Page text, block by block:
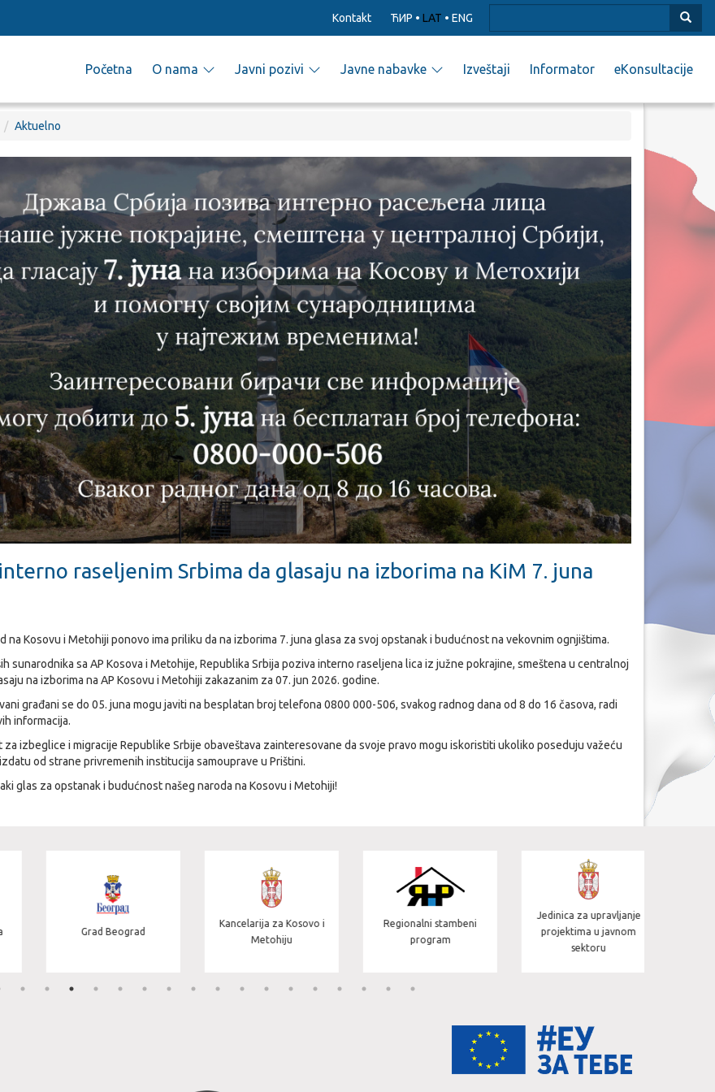
Kontakt ЋИР •LAT •ENG
Početna O nama Javni pozivi Javne nabavke Izveštaji Informator eKonsultacije
Aktuelno
raseljenim Srbima da glasaju na izborima na KiM 7. juna
na Kosovu i Metohiji ponovo ima priliku da na izborima 7. juna glasa za svoj opstanak i budućnost na vekovnim ognjištima.
sunarodnika sa AP Kosova i Metohije, Republika Srbija poziva interno raseljena lica iz južne pokrajine, smeštena u centralnoj
na izborima na AP Kosovu i Metohiji zakazanim za 07. jun 2026. godine.
građani se do 05. juna mogu javiti na besplatan broj telefona 0800 000-506, svakog radnog dana od 8 do 16 časova, radi
informacija.
za izbeglice i migracije Republike Srbije obaveštava zainteresovane da svoje pravo mogu iskoristiti ukoliko poseduju važeću
od strane privremenih institucija samouprave u Prištini.
glas za opstanak i budućnost našeg naroda na Kosovu i Metohiji!
Grad Beograd
Kancelarija za Kosovo i
Metohiju
Regionalni stambeni
program
Jedinica za upravljanje
projektima u javnom
sektoru